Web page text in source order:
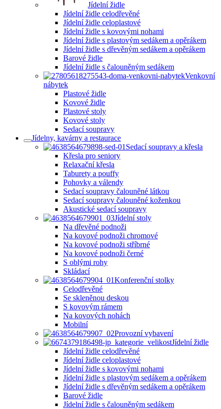
Jídelní židle
Jídelní židle celodřevěné
Jídelní židle celoplastové
Jídelní židle s kovovými nohami
Jídelní židle s plastovým sedákem a opěrákem
Jídelní židle s dřevěným sedákem a opěrákem
Barové židle
Jídelní židle s čalouněným sedákem
Venkovní
nábytek
Plastové židle
Kovové židle
Plastové stoly
Kovové stoly
Sedací soupravy
Jídelny, kavárny a restaurace
Sedací soupravy a křesla
Křesla pro seniory
Relaxační křesla
Taburety a pouffy
Pohovky a válendy
Sedací soupravy čalouněné látkou
Sedací soupravy čalouněné koženkou
Akustické sedací soupravy
Jídelní stoly
Na dřevěné podnoži
Na kovové podnoži chromové
Na kovové podnoži stříbrné
Na kovové podnoži černé
S oblými rohy
Skládací
Konferenční stolky
Celodřevěné
Se skleněnou deskou
S kovovým rámem
Na kovových nohách
Mobilní
Provozní vybavení
Jídelní židle
Jídelní židle celodřevěné
Jídelní židle celoplastové
Jídelní židle s kovovými nohami
Jídelní židle s plastovým sedákem a opěrákem
Jídelní židle s dřevěným sedákem a opěrákem
Barové židle
Jídelní židle s čalouněným sedákem